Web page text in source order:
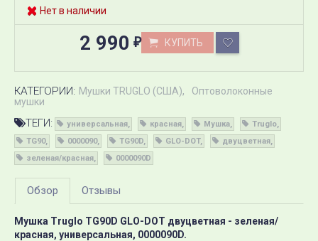
Нет в наличии
2 990 ₽ КУПИТЬ
КАТЕГОРИИ: Мушки TRUGLO (США)
Оптоволоконные
мушки
ТЕГИ: универсальная красная Мушка
Truglo
TG90
0000090 TG90D GLO-DOT
двуцветная
зеленая/красная
0000090D
Обзор Отзывы
Мушка Truglo TG90D GLO-DOT двуцветная - зеленая/
красная, универсальная, 0000090D.